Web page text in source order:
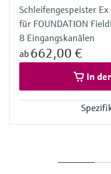
Spannungsversorgung
Nicht definiert
Schleifengespeister
für FOUNDATION
8 Eingangskanälen
ab 662,00 €
In